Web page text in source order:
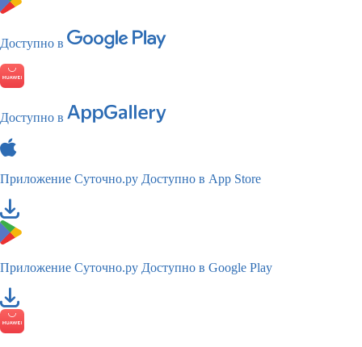
Доступно в
Доступно в
Приложение Суточно.ру Доступно в App Store
Приложение Суточно.ру Доступно в Google Play